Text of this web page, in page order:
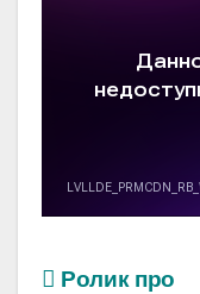
Ролик про